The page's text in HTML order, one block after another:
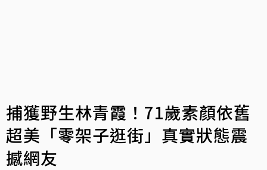
捕獲野生林青霞！71歲素顏依舊
超美「零架子逛街」真實狀態震
撼網友